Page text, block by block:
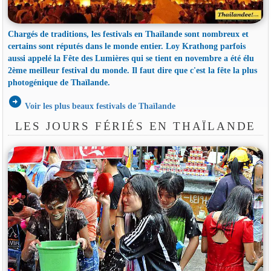
Chargés de traditions, les festivals en Thaïlande sont nombreux et
certains sont réputés dans le monde entier. Loy Krathong parfois
aussi appelé la Fête des Lumières qui se tient en novembre a été élu
2ème meilleur festival du monde. Il faut dire que c'est la fête la plus
photogénique de Thaïlande.
arrow_circle_right Voir les plus beaux festivals de Thaïlande
LES JOURS FÉRIÉS EN THAÏLANDE